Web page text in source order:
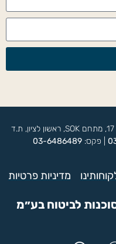
בניין MILLENIA, שד' הראשונים 23, קומה 17, מתחם SOK, ראשון לציון, ת.ד
| פקס:03-6486489
מדיניות פרטיות
לביטוח בע״מ